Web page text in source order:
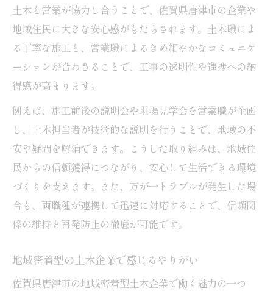
土木と営業が協力し合うことで、佐賀県唐津市の企業や
地域住民に大きな安心感がもたらされます。土木職によ
る丁寧な施工と、営業職によるきめ細やかなコミュニケ
ーションが合わさることで、工事の透明性や進捗への納
得感が高まります。
例えば、施工前後の説明会や現場見学会を営業職が企画
し、土木担当者が技術的な説明を行うことで、地域の不
安や疑問を解消できます。こうした取り組みは、地域住
民からの信頼獲得につながり、安心して生活できる環境
づくりを支えます。また、万が一トラブルが発生した場
合も、両職種が連携して迅速に対応することで、信頼関
係の維持と再発防止の徹底が可能です。
地域密着型の土木企業で感じるやりがい
佐賀県唐津市の地域密着型土木企業で働く魅力の一つ